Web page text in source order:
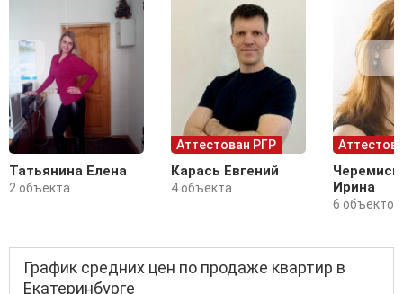
Татьянина Елена
2 объекта
Аттестован РГР
Карась Евгений
4 объекта
Ирина
6 объектов
График средних цен по продаже квартир в
Екатеринбурге